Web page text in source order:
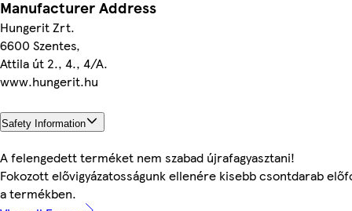
Manufacturer Address
Hungerit Zrt.
6600 Szentes,
Attila út 2., 4., 4/A.
www.hungerit.hu
Safety Information
A felengedett terméket nem szabad újrafagyasztani!
Fokozott elővigyázatosságunk ellenére kisebb csontdarab
a termékben.